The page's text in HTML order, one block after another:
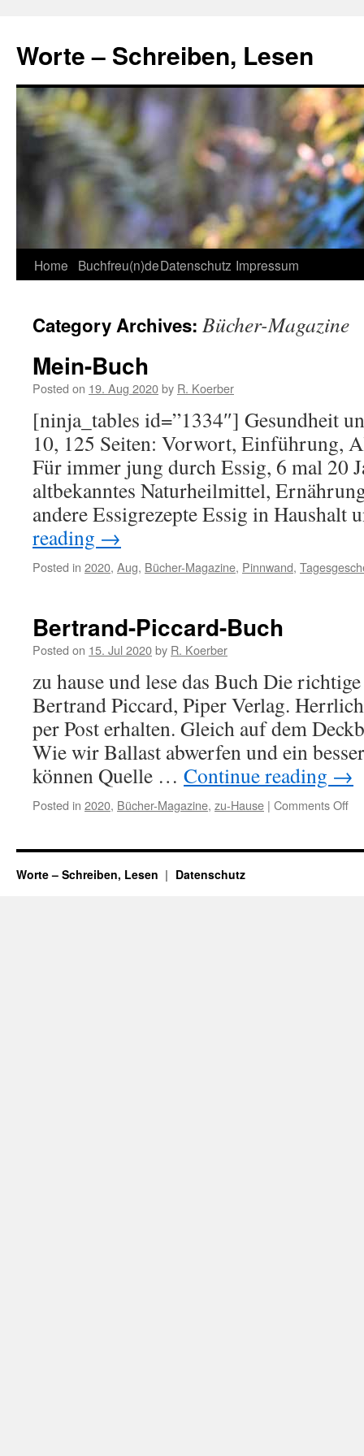
content
Worte – Schreiben, Lesen
Home Buchfreu(n)deDatenschutz Impressum
Category Archives: Bücher-Magazine
Mein-Buch
Posted on 19. Aug 2020by R. Koerber
[ninja_tables id=”1334″] Gesundheit
10, 125 Seiten: Vorwort, Einführung,
Für immer jung durch Essig, 6 mal 20
altbekanntes Naturheilmittel,
andere Essigrezepte Essig in
reading →
Posted in 2020, Aug, Bücher-Magazine, Pinnwand,
Bertrand-Piccard-Buch
Posted on 15. Jul 2020by R. Koerber
zu hause und lese das Buch Die
Bertrand Piccard, Piper Verlag.
per Post erhalten. Gleich auf dem
Wie wir Ballast abwerfen und ein
können Quelle … Continue reading →
Posted in 2020, Bücher-Magazine, zu-Hause | Comments Off
Worte – Schreiben, Lesen Datenschutz